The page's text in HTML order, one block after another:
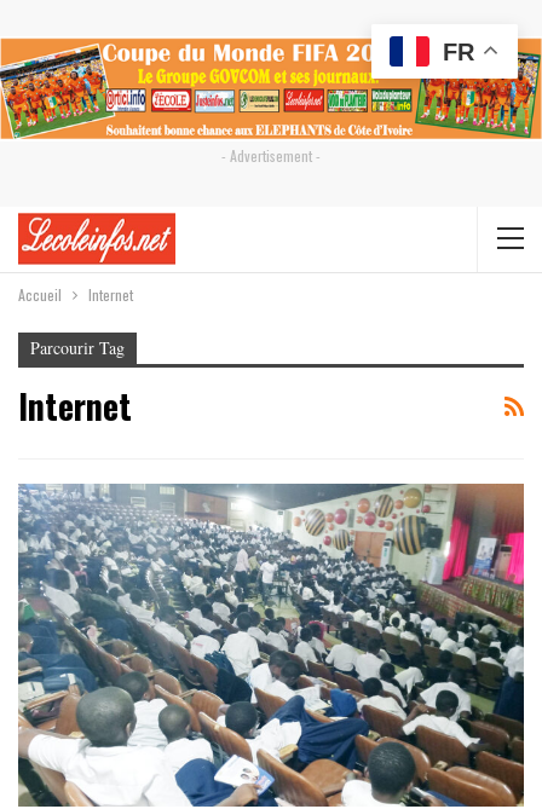
- Advertisement -
Accueil Internet
Parcourir Tag
Internet
FR